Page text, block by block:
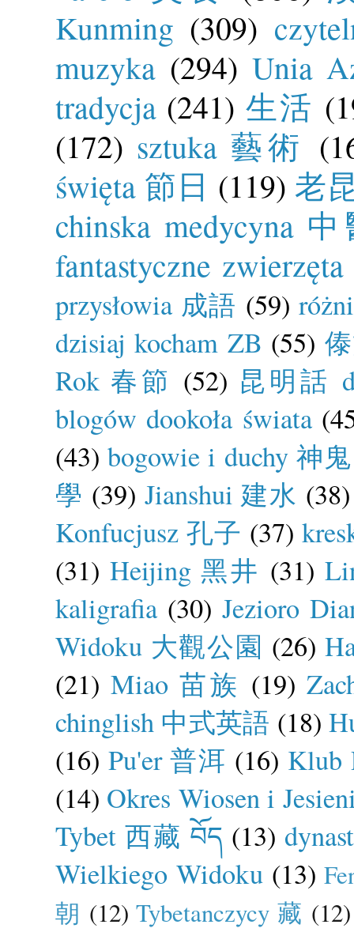
Kunming (309)
muzyka (294) Unia
tradycja (241) 生活
(172) sztuka 藝術
święta 節日 (119) 老
chinska medycyna
fantastyczne zwierzęta
przysłowia 成語 (59)
dzisiaj kocham ZB (55)
Rok 春節 (52) 昆明話
blogów dookoła świata
(43) bogowie i duchy 神鬼
學 (39) Jianshui 建水 (38)
Konfucjusz 孔子 (37)
(31) Heijing 黑井 (31)
kaligrafia (30) Jezioro
Widoku 大觀公園 (26)
(21) Miao 苗族 (19)
chinglish 中式英語 (18)
(16) Pu'er 普洱 (16) Klub
(14) Okres Wiosen i
Tybet 西藏 བོད (13)
Wielkiego Widoku (13)
朝 (12) Tybetanczycy 藏 (12)